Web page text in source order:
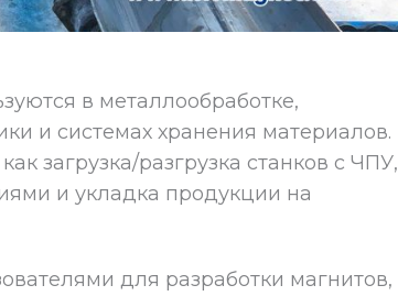
в металлообработке,
и системах хранения материалов.
загрузка/разгрузка станков с ЧПУ,
и укладка продукции на
для разработки магнитов,